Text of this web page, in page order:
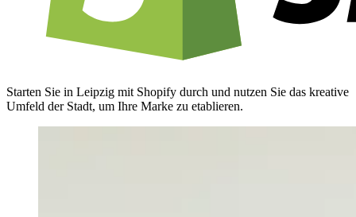
Starten Sie in Leipzig mit Shopify durch und nutzen Sie das kreative
Umfeld der Stadt, um Ihre Marke zu etablieren.